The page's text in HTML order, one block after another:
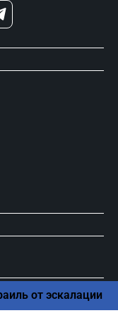
от эскалации